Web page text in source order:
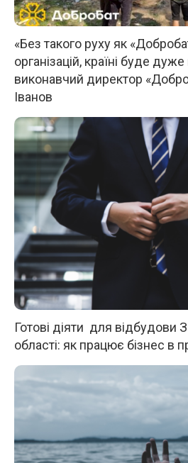
«Без такого руху як
організацій, країні буде
виконавчий директор
Іванов
Готові діяти для відбудови
області: як працює бізнес в